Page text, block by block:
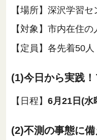
【場所】深沢学習セ
【対象】市内在住の
【定員】各先着50人
(1)今日から実践
【日程】 6月21日(水
(2)不測の事態に